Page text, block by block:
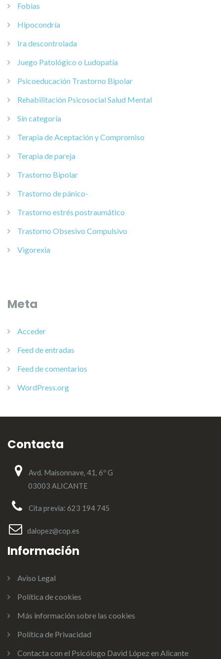
Fobias
Hipocondría
Ira descontrolada
Juego Patológico o Ludopatía
Psicoeducación Trastorno Bipolar
Rehabilitación Psicosocial Salud Mental
Sin categoría
Terapia de Aceptación y Compromiso
Terapia de pareja
Trastorno Bipolar
Trastorno de pánico-
Trastorno estrés postraumático
Trastorno Obsesivo Compulsivo
Vigorexia
Meta
Acceder
Feed de entradas
Feed de comentarios
WordPress.org
Contacta
Avd. Maisonnave, 41, 6º G
03003 ALICANTE
Cita previa: 623 194 745
dalopez@cop.es
Información
Aviso Legal
Política de cookies
Más información sobre las cookies
Política de Privacidad
Contacta con el Psicólogo David López en Alicante